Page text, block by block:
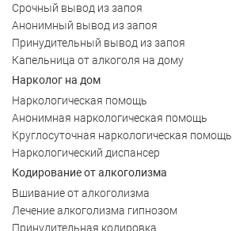
Срочный вывод из запоя
Анонимный вывод из запоя
Принудительный вывод из запоя
Капельница от алкоголя на дому
Нарколог на дом
Наркологическая помощь
Анонимная наркологическая помощь
Круглосуточная наркологическая помощь
Наркологический диспансер
Кодирование от алкоголизма
Вшивание от алкоголизма
Лечение алкоголизма гипнозом
Принудительная кодировка